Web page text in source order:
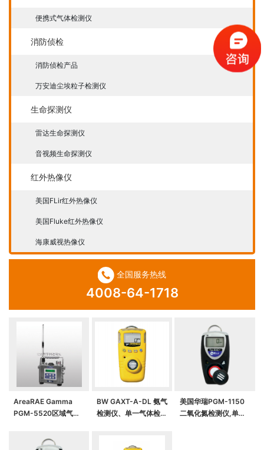
便携式气体检测仪
消防侦检
消防侦检产品
万安迪尘埃粒子检测仪
生命探测仪
雷达生命探测仪
音视频生命探测仪
红外热像仪
美国FLir红外热像仪
美国Fluke红外热像仪
海康威视热像仪
全国服务热线
4008-64-1718
AreaRAE Gamma
PGM-5520区域气体
BW GAXT-A-DL 氨气
检测仪、单一气体检测
美国华瑞PGM-1150
二氧化氮检测仪,单一